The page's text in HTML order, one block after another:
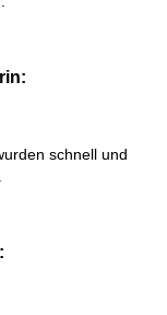
schnell und